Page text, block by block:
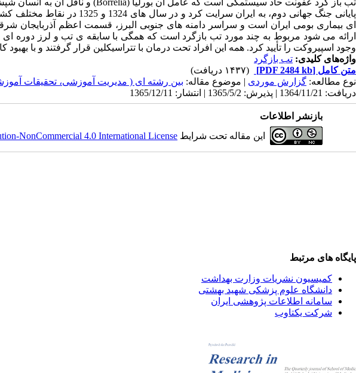
تب باز گرد عفونت حاد سیستمکی است که عامل آن بورلیا (Borrelia) و ناقل آن به انسان
پایانی جنگ جهانی دوم، به ایران سرایت کرد و در سال های 1324 و 1325 در نقاط مختلف کشور، به خصوص تهران، سبب تلفات زیادی شد
ای بیماری بومی ایران است و سراسر دامنه های جنوبی البرز، قسمت اعظم آذربایجان
ارائه می شود مربوط به چند مورد تب بازگرد است که همگی با سابقه ی تب و لرز دوره
وجود اسپیروکت را تأیید کرد. همه این افراد تحت درمان با تتراسیکلین قرار گرفتند و با
واژه‌های کلیدی: تب بازگرد
متن کامل [PDF 2484 kb]
(۱۴۳۷ دریافت)
نوع مطالعه: گزارش موردی | موضوع مقاله: بین رشته ای ( مدیریت آموزشی، تحقیقات
دریافت: 1364/11/21 | پذیرش: 1365/5/2 | انتشار: 1365/12/11
بازنشر اطلاعات
این مقاله تحت شرایط NonCommercial 4.0 International License
پایگاه های مرتبط
کمیسیون نشریات وزارت بهداشت
دانشگاه علوم پزشکی شهید بهشتی
سامانه اطلاعات پژوهشی ایران
شرکت یکتاوب